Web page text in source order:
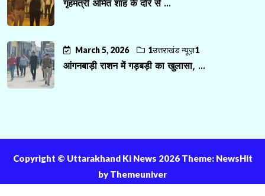
गृहमंत्री अमित शाह के दौरे से ...
March 5, 2026 1उत्तराखंड न्यूज़1
आंगनबाड़ी राशन में गड़बड़ी का खुलासा, ...
Copyright ©️ Uttarakhand Ki News 2026 Theme: NewsHit
by Themeuniver